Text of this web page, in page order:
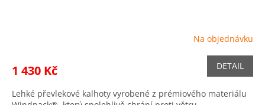
Na objednávku
1 430 Kč DETAIL
Lehké převlekové kalhoty vyrobené z prémiového materiálu